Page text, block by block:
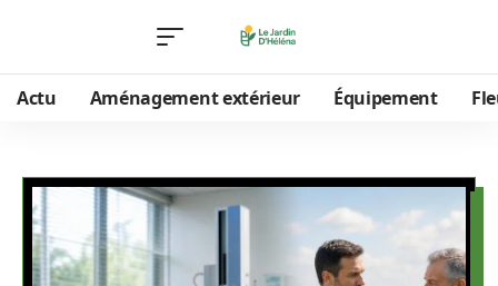
Actu Aménagement extérieur Équipement